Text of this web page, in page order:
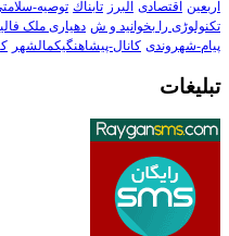
اربعین اقتصادی البرز تابناك توصیه-
تکنولوڑی را بخوانید و ش دهیاری ملک
پیام-شهروندی کانال-پیشاهنگیکمالشهر
تبلیغات